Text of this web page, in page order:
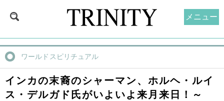
ワールドスピリチュアル
インカの末裔のシャーマン、ホルヘ・ルイ
ス・デルガド氏がいよいよ来月来日！～
メニュー